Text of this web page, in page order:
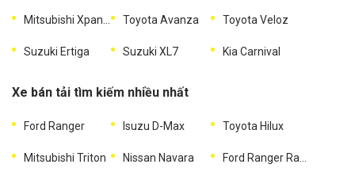
Toyota Avanza Toyota Veloz
Suzuki Ertiga Suzuki XL7 Kia Carnival
Xe bán tải tìm kiếm nhiều nhất
Ford Ranger Isuzu D-Max Toyota Hilux
Mitsubishi Triton Nissan Navara